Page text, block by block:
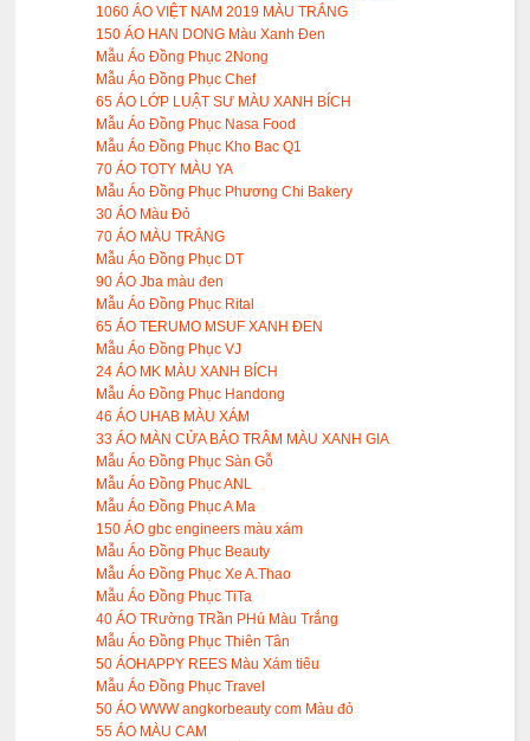
1060 ÁO VIỆT NAM 2019 MÀU TRẮNG
150 ÁO HAN DONG Màu Xanh Đen
Mẫu Áo Đồng Phục 2Nong
Mẫu Áo Đồng Phục Chef
65 ÁO LỚP LUẬT SƯ MÀU XANH BÍCH
Mẫu Áo Đồng Phục Nasa Food
Mẫu Áo Đồng Phục Kho Bac Q1
70 ÁO TOTY MÀU YA
Mẫu Áo Đồng Phục Phương Chi Bakery
30 ÁO Màu Đỏ
70 ÁO MÀU TRẮNG
Mẫu Áo Đồng Phục DT
90 ÁO Jba màu đen
Mẫu Áo Đồng Phục Rital
65 ÁO TERUMO MSUF XANH ĐEN
Mẫu Áo Đồng Phục VJ
24 ÁO MK MÀU XANH BÍCH
Mẫu Áo Đồng Phục Handong
46 ÁO UHAB MÀU XÁM
33 ÁO MÀN CỬA BẢO TRÂM MÀU XANH GIA
Mẫu Áo Đồng Phục Sàn Gỗ
Mẫu Áo Đồng Phục ANL
Mẫu Áo Đồng Phục A Ma
150 ÁO gbc engineers màu xám
Mẫu Áo Đồng Phục Beauty
Mẫu Áo Đồng Phục Xe A.Thao
Mẫu Áo Đồng Phục TiTa
40 ÁO TRường TRần PHú Màu Trắng
Mẫu Áo Đồng Phục Thiên Tân
50 ÁOHAPPY REES Màu Xám tiêu
Mẫu Áo Đồng Phục Travel
50 ÁO WWW angkorbeauty com Màu đỏ
55 ÁO MÀU CAM